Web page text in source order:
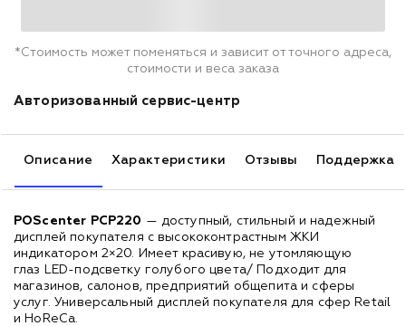
*Стоимость может поменяться и зависит от точного адреса,
стоимости и веса заказа
Авторизованный сервис-центр
Описание Характеристики Отзывы Поддержка
POScenter PCP220 — доступный, стильный и надежный
дисплей покупателя с высококонтрастным ЖКИ
индикатором 2×20. Имеет красивую, не утомляющую
глаз LED-подсветку голубого цвета/ Подходит для
магазинов, салонов, предприятий общепита и сферы
услуг. Универсальный дисплей покупателя для сфер Retail
и HoReCa.